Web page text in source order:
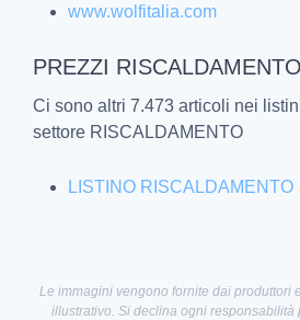
www.wolfitalia.com
PREZZI RISCALDAMENTO
Ci sono altri 7.473 articoli nei
settore RISCALDAMENTO
LISTINO RISCALDAMENTO
Le immagini vengono fornite dai produttori
illustrativo. Si declina ogni responsabilità